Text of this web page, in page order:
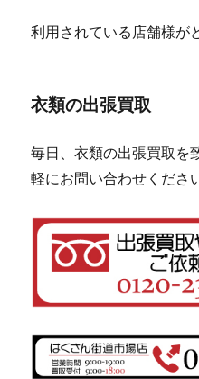
利用されている店舗様が
衣類の出張買取
毎日、衣類の出張買取を
軽にお問い合わせくださ